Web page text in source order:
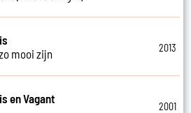
mooi zijn
2013
en Vagant
2001